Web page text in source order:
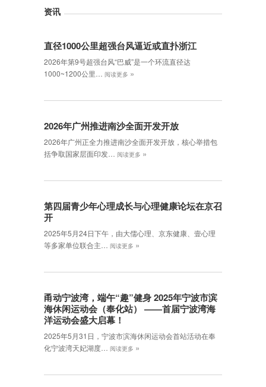
资讯
直径1000公里超强台风逼近或直扑浙江
2026年第9号超强台风“巴威”是一个环流直径达
1000~1200公里…
阅读更多 »
2026年广州推进南沙全面开发开放
2026年广州正全力推进南沙全面开发开放，核心举措包
括争取国家层面印发…
阅读更多 »
第四届青少年心理成长与心理健康论坛在京召
开
2025年5月24日下午，由大儒心理、京东健康、壹心理
等多家单位联合主…
阅读更多 »
甬动宁波湾，端午“趣”健身 2025年宁波市滨
海休闲运动会（奉化站） ——首届宁波湾海
洋运动会盛大启幕！
2025年5月31日，宁波市滨海休闲运动会首站活动在奉
化宁波湾天妃湖度…
阅读更多 »